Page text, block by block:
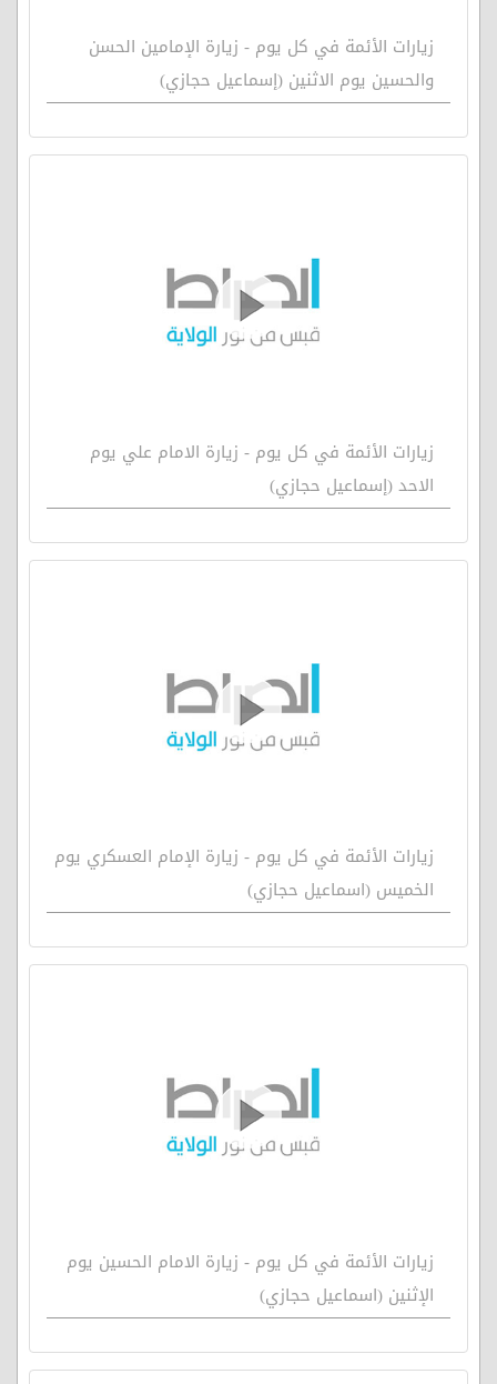
زيارات الأئمة في كل يوم - زيارة الإمامين الحسن
والحسين يوم الاثنين (إسماعيل حجازي)
زيارات الأئمة في كل يوم - زيارة الامام علي يوم
الاحد (إسماعيل حجازي)
زيارات الأئمة في كل يوم - زيارة الإمام العسكري يوم
الخميس (اسماعيل حجازي)
زيارات الأئمة في كل يوم - زيارة الامام الحسين يوم
الإثنين (اسماعيل حجازي)